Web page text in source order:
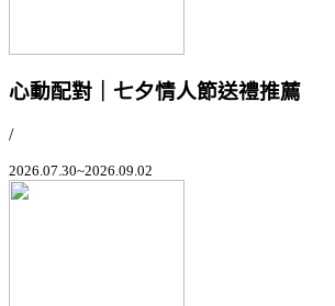
心動配對｜七夕情人節送禮推薦
/
2026.07.30~2026.09.02